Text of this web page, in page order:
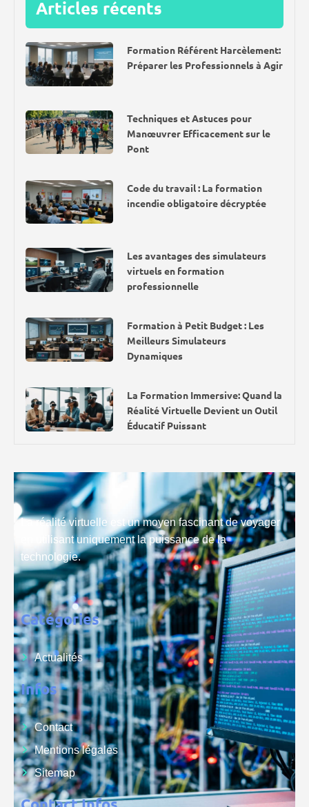
Articles récents
Formation Référent Harcèlement:
Préparer les Professionnels à Agir
Techniques et Astuces pour
Manœuvrer Efficacement sur le
Pont
Code du travail : La formation
incendie obligatoire décryptée
Les avantages des simulateurs
virtuels en formation
professionnelle
Formation à Petit Budget : Les
Meilleurs Simulateurs
Dynamiques
La Formation Immersive: Quand la
Réalité Virtuelle Devient un Outil
Éducatif Puissant
La réalité virtuelle est un moyen fascinant de voyager
en utilisant uniquement la puissance de la
technologie.
Catégories
Actualités
Infos
Contact
Mentions légales
Sitemap